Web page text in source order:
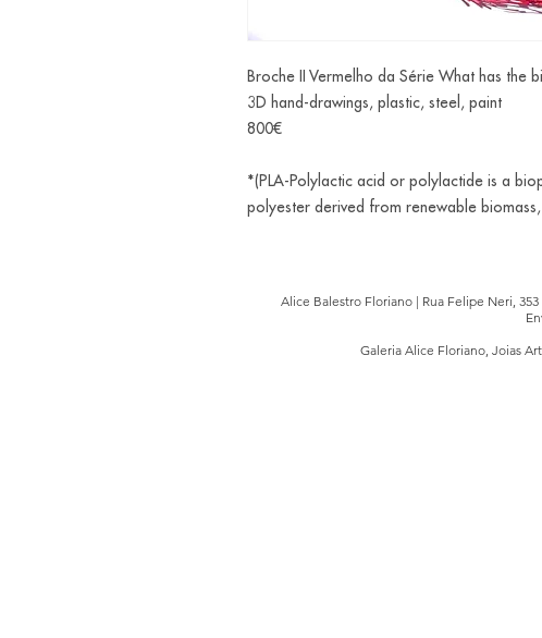
Broche II Vermelho da Série What has the
3D hand-drawings, plastic, steel, paint
800€
*(PLA-Polylactic acid or polylactide is a
polyester derived from renewable
Alice Balestro Floriano | Rua Felipe Neri,
Galeria Alice Floriano, Joias